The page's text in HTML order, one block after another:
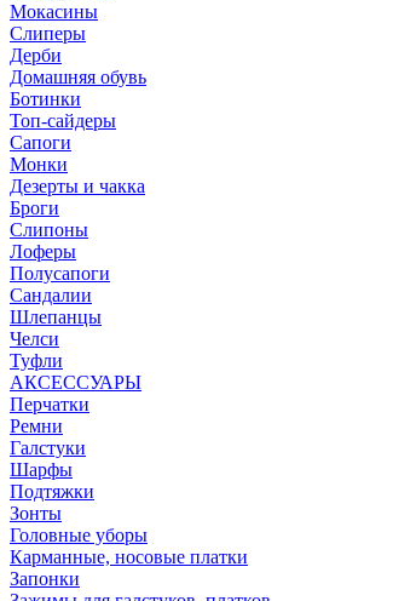
Мокасины
Слиперы
Дерби
Домашняя обувь
Ботинки
Топ-сайдеры
Сапоги
Монки
Дезерты и чакка
Броги
Слипоны
Лоферы
Полусапоги
Сандалии
Шлепанцы
Челси
Туфли
АКСЕССУАРЫ
Перчатки
Ремни
Галстуки
Шарфы
Подтяжки
Зонты
Головные уборы
Карманные, носовые платки
Запонки